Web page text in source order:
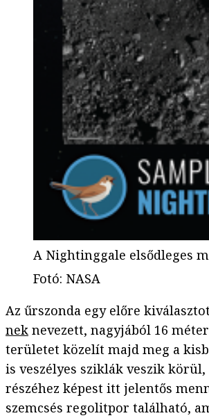
A Nightinggale elsődleges
Fotó: NASA
Az űrszonda egy előre
nek nevezett, nagyjából 16
területet közelít majd meg a
is veszélyes sziklák veszik
részéhez képest itt jelentős
szemcsés regolitpor található,